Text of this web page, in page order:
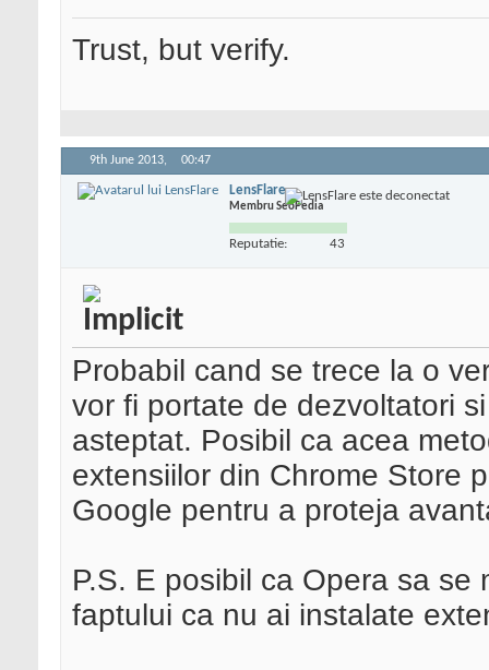
Trust, but verify.
9th June 2013, 00:47
LensFlare
Membru SeoPedia
Reputatie: 43
Probabil cand se trece la o
vor fi portate de dezvoltatori
asteptat. Posibil ca acea
extensiilor din Chrome Store
Google pentru a proteja
P.S. E posibil ca Opera sa se
faptului ca nu ai instalate